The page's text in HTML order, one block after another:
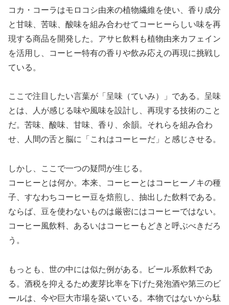
コカ・コーラはモロコシ由来の植物繊維を使い、香り成分
と甘味、苦味、酸味を組み合わせてコーヒーらしい味を再
現する商品を開発した。アサヒ飲料も植物由来カフェイン
を活用し、コーヒー特有の香りや飲み応えの再現に挑戦し
ている。
ここで注目したい言葉が「呈味（ていみ）」である。呈味
とは、人が感じる味や風味を設計し、再現する技術のこと
だ。苦味、酸味、甘味、香り、余韻。それらを組み合わ
せ、人間の舌と脳に「これはコーヒーだ」と感じさせる。
しかし、ここで一つの疑問が生じる。
コーヒーとは何か。本来、コーヒーとはコーヒーノキの種
子、すなわちコーヒー豆を焙煎し、抽出した飲料である。
ならば、豆を使わないものは厳密にはコーヒーではない。
コーヒー風飲料、あるいはコーヒーもどきと呼ぶべきだろ
う。
もっとも、世の中には似た例がある。ビール系飲料であ
る。酒税を抑えるため麦芽比率を下げた発泡酒や第三のビ
ールは、今や巨大市場を築いている。本物ではないから駄